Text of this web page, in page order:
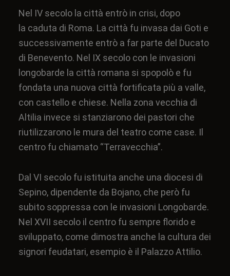
Nel IV secolo la città entrò in crisi, dopo
la caduta di Roma. La città fu invasa dai Goti e
successivamente entrò a far parte del Ducato
di Benevento. Nel IX secolo con le invasioni
longobarde la città romana si spopolò e fu
fondata una nuova città fortificata più a valle,
con castello e chiese. Nella zona vecchia di
Altilia invece si stanziarono dei pastori che
riutilizzarono le mura del teatro come case. Il
centro fu chiamato “Terravecchia”.
Dal VI secolo fu istituita anche una diocesi di
Sepino, dipendente da Bojano, che però fu
subito soppressa con le invasioni Longobarde.
Nel XVII secolo il centro fu sempre florido e
sviluppato, come dimostra anche la cultura dei
signori feudatari, esempio è il Palazzo Attilio.